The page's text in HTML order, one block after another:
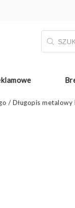
/ Długopis metalowy